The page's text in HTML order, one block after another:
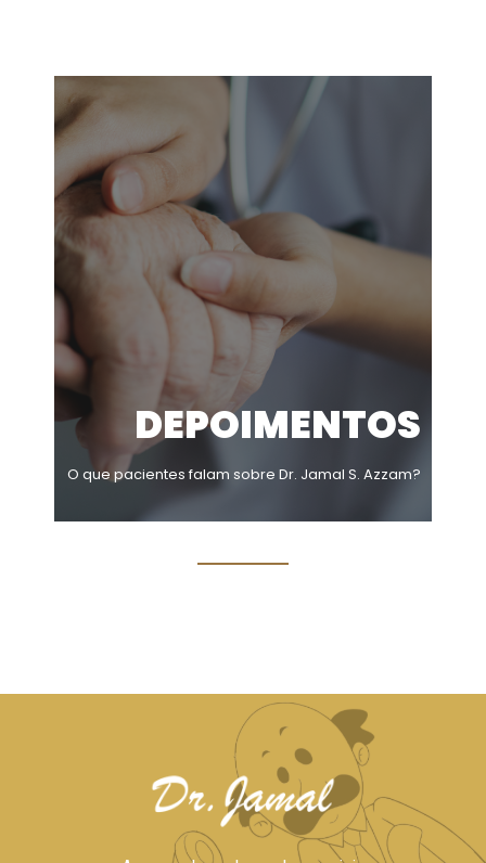
DEPOIMENTOS
O que pacientes falam sobre Dr. Jamal S. Azzam?